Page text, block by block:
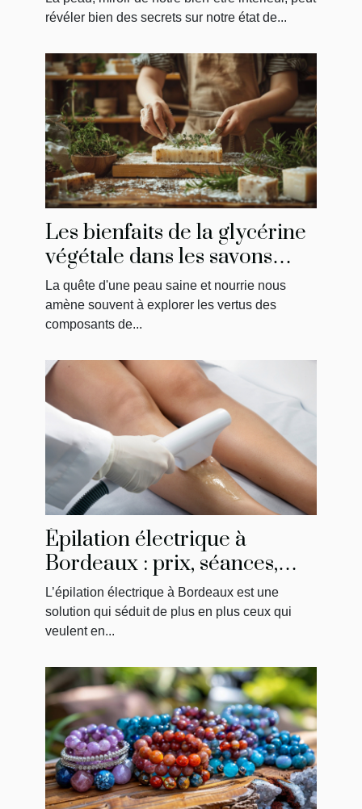
révéler bien des secrets sur notre état de...
Les bienfaits de la glycérine
végétale dans les savons
artisanaux
La quête d'une peau saine et nourrie nous
amène souvent à explorer les vertus des
composants de...
Épilation électrique à
Bordeaux : prix, séances,
résultats… ce qu’il faut
savoir
L’épilation électrique à Bordeaux est une
solution qui séduit de plus en plus ceux qui
veulent en...